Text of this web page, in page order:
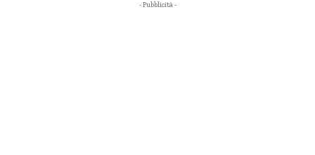
- Pubblicità -